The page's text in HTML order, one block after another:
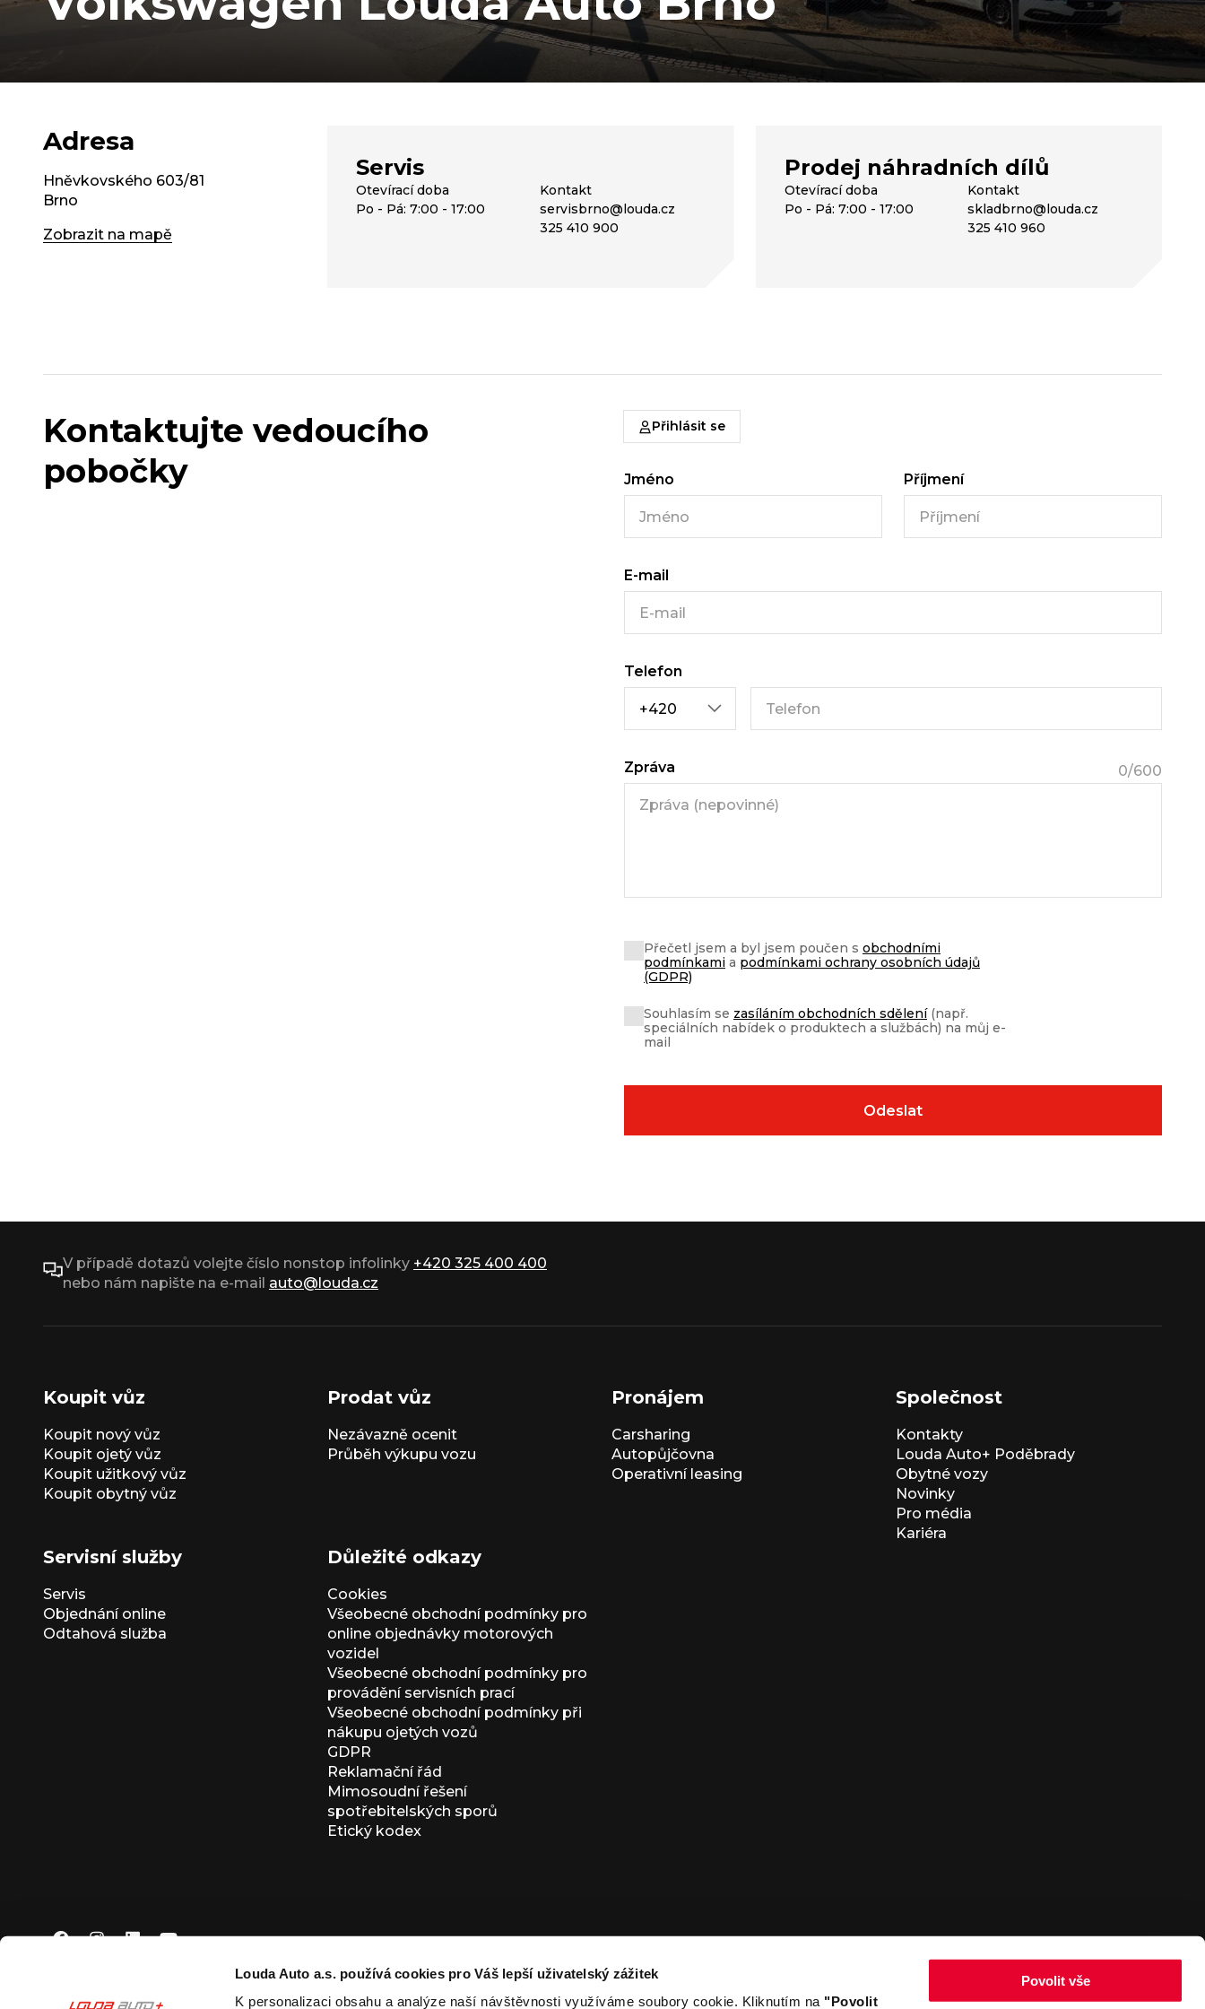
Louda Auto a.s. používá cookies pro Váš lepší uživatelský zážitek
K personalizaci obsahu a analýze naší návštěvnosti využíváme soubory cookie. Kliknutím na "Povolit
Povolit vše
Adresa
Hněvkovského 603/81
Brno
Zobrazit na mapě
Servis
Otevírací doba
Po - Pá: 7:00 - 17:00
Kontakt
servisbrno@louda.cz
325 410 900
Prodej náhradních dílů
Otevírací doba
Po - Pá: 7:00 - 17:00
Kontakt
skladbrno@louda.cz
325 410 960
Kontaktujte vedoucího
pobočky
Přihlásit se
Jméno Příjmení
E-mail
Telefon
Zpráva 0/600
Přečetl jsem a byl jsem poučen s obchodními
podmínkami a podmínkami ochrany osobních údajů
(GDPR)
Souhlasím se zasíláním obchodních sdělení(např.
speciálních nabídek o produktech a službách) na můj e-
mail
V případě dotazů volejte číslo nonstop infolinky +420 325 400 400
nebo nám napište na e-mail auto@louda.cz
Koupit vůz
Koupit nový vůz
Koupit ojetý vůz
Koupit užitkový vůz
Koupit obytný vůz
Prodat vůz
Nezávazně ocenit
Průběh výkupu vozu
Pronájem
Carsharing
Autopůjčovna
Operativní leasing
Společnost
Kontakty
Louda Auto+ Poděbrady
Obytné vozy
Novinky
Pro média
Kariéra
Servisní služby
Servis
Objednání online
Odtahová služba
Důležité odkazy
Cookies
Všeobecné obchodní podmínky pro
online objednávky motorových
vozidel
Všeobecné obchodní podmínky pro
provádění servisních prací
Všeobecné obchodní podmínky při
nákupu ojetých vozů
GDPR
Reklamační řád
Mimosoudní řešení
spotřebitelských sporů
Etický kodex